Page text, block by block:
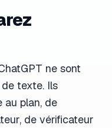
ne sont
texte. Ils
au plan, de
de vérificateur